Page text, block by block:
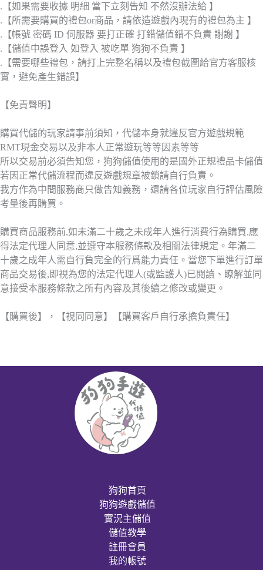
.【如果需要收據 明細 當下立刻告知 不然沒辦法給 】
.【所需要購買的禮包or商品，請依造遊戲內現有的禮包為主 】
.【帳號 密碼 ID 伺服器 要打正確 打錯儲值錯不負責 謝謝 】
.【儲值中誤登入 如登入 被吃單 狗狗不負責 】
.【需要哪些禮包，請打上完整名稱以及禮包截圖給官方客服核
實，避免產生錯誤】
【免責聲明】
購買代儲的玩家請事前須知，代儲本身就違反官方遊戲規範
RMT現金交易以及非本人正常遊玩等等因素等等
所以交易前必須告知您，狗狗儲值使用的是國外正規禮品卡儲值
若因正常代儲流程而違反遊戲規章被鎖請自行負責。
我方作為中間服務商只做告知義務，還請各位玩家自行評估風險
考量後再購買。
購買商品服務前,如未滿二十歲之未成年人進行消費行為購買,應
得法定代理人同意,並遵守本服務條款及相關法律規定。年滿二
十歲之成年人需自行負完全的行爲能力責任。當您下單進行訂單
商品交易後,即視為您的法定代理人(或監護人)已閱讀、瞭解並同
意接受本服務條款之所有內容及其後續之修改或變更。
【購買後】，【視同同意】【購買客戶自行承擔負責任】
狗狗首頁
狗狗遊戲儲值
實況主儲值
儲值教學
註冊會員
我的帳號